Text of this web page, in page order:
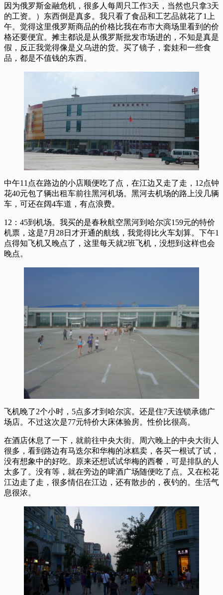
因为俄罗斯金融危机，很多人每周只工作3天，当然也只拿3天
的工资。）东西倒是真多。我只看了食品和工艺品就花了1上
午。觉得这里俄罗斯商品的价格比我在布市大商场里看到的价
格还要便宜。摊主都说是从俄罗斯批发市场进的，不知是真是
假，反正我觉得像是义乌进的货。买了镜子，套娃和一些食
品，都是不值钱的东西。
中午11点在路边的小店顺便吃了点，在江边又走了走，12点钟
花40元包了辆出租车前往黑河机场。黑河去机场的路上没几辆
车，可还在阔4车道，有点浪费。
12：45到机场。我买的是春秋航空黑河到哈尔滨159元的特价
机票，这是7月28日才开通的航线，我觉得比火车划算。下午1
点得知飞机又晚点了，这里每天就2班飞机，没想到这样也会
晚点。
飞机晚了2个小时，5点多才到哈尔滨。还是住7天连锁承德广
场店。不过这次是77元特价大床体验房。性价比很高。
在酒店休息了一下，就前往中央大街。周六晚上的中央大街人
很多，看到路边有马迭尔和华梅的冰糕卖，各买一根试了试，
没有想象中的好吃。原来还想试试华梅的西餐，可是排队的人
太多了。没有等，就在旁边的啤酒广场随便吃了点。又在松花
江边走了走，很多情侣在江边，还有散步的，夜钓的。生活气
息很浓。